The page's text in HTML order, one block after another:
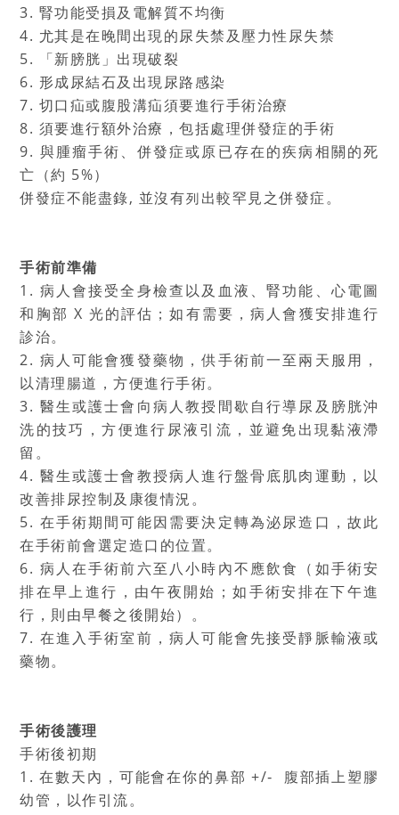
3. 腎功能受損及電解質不均衡
4. 尤其是在晚間出現的尿失禁及壓力性尿失禁
5. 「新膀胱」出現破裂
6. 形成尿結石及出現尿路感染
7. 切口疝或腹股溝疝須要進行手術治療
8. 須要進行額外治療，包括處理併發症的手術
9. 與腫瘤手術、併發症或原已存在的疾病相關的死
亡（約 5%）
併發症不能盡錄, 並沒有列出較罕見之併發症。
手術前準備
1. 病人會接受全身檢查以及血液、腎功能、心電圖
和胸部 X 光的評估；如有需要，病人會獲安排進行
診治。
2. 病人可能會獲發藥物，供手術前一至兩天服用，
以清理腸道，方便進行手術。
3. 醫生或護士會向病人教授間歇自行導尿及膀胱沖
洗的技巧，方便進行尿液引流，並避免出現黏液滯
留。
4. 醫生或護士會教授病人進行盤骨底肌肉運動，以
改善排尿控制及康復情況。
5. 在手術期間可能因需要決定轉為泌尿造口，故此
在手術前會選定造口的位置。
6. 病人在手術前六至八小時內不應飲食（如手術安
排在早上進行，由午夜開始；如手術安排在下午進
行，則由早餐之後開始）。
7. 在進入手術室前，病人可能會先接受靜脈輸液或
藥物。
手術後護理
手術後初期
1. 在數天內，可能會在你的鼻部 +/‐ 腹部插上塑膠
幼管，以作引流。